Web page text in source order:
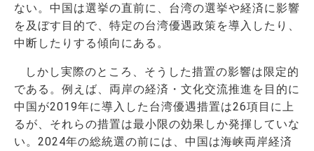
ない。中国は選挙の直前に、台湾の選挙や経済に影響
を及ぼす目的で、特定の台湾優遇政策を導入したり、
中断したりする傾向にある。
しかし実際のところ、そうした措置の影響は限定的
である。例えば、両岸の経済・文化交流推進を目的に
中国が2019年に導入した台湾優遇措置は26項目に上
るが、それらの措置は最小限の効果しか発揮していな
い。2024年の総統選の前には、 中国は海峡両岸経済